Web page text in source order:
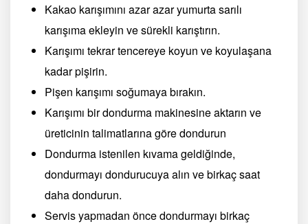
Kakao karışımını azar azar yumurta sarılı
karışıma ekleyin ve sürekli karıştırın.
Karışımı tekrar tencereye koyun ve koyulaşana
kadar pişirin.
Pişen karışımı soğumaya bırakın.
Karışımı bir dondurma makinesine aktarın ve
üreticinin talimatlarına göre dondurun
Dondurma istenilen kıvama geldiğinde,
dondurmayı dondurucuya alın ve birkaç saat
daha dondurun.
Servis yapmadan önce dondurmayı birkaç